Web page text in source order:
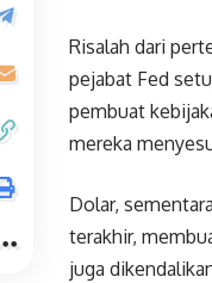
Risalah dari
pejabat Fed
pembuat
mereka
Dolar,
terakhir,
juga